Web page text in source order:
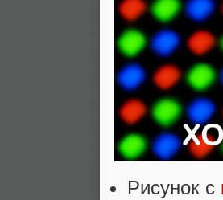
Рисунок с